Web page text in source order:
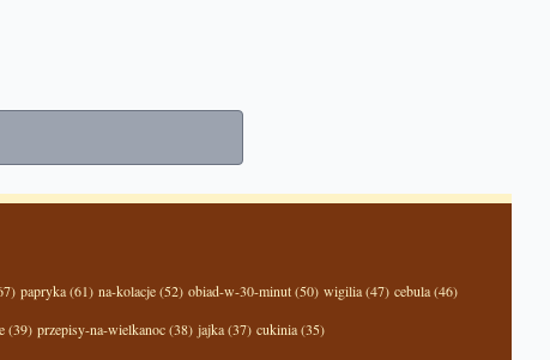
papryka (61) na-kolacje (52) obiad-w-30-minut (50) wigilia (47) cebula (46)
(39) przepisy-na-wielkanoc (38) jajka (37) cukinia (35)